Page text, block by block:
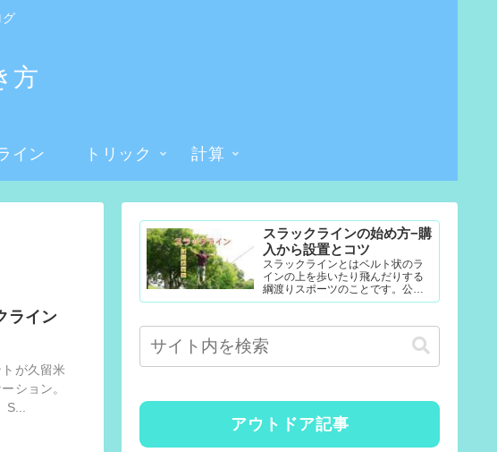
グ
方
イン トリック 計算
ライン
が久留米
ション。
スラックラインの始め方−購
入から設置とコツ
スラックラインとはベルト状のラ
インの上を歩いたり飛んだりする
綱渡りスポーツのことです。公園
やテレビなどで見たことある人も
が簡単なので幼児から大人まで楽...
アウトドア記事